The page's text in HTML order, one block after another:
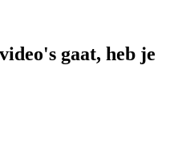
gaat, heb je